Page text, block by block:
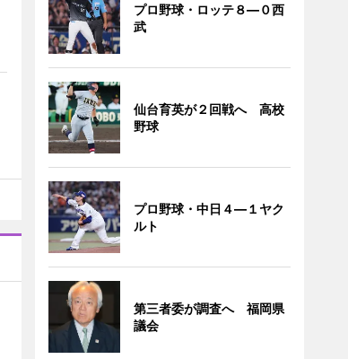
プロ野球・ロッテ８―０西
武
仙台育英が２回戦へ 高校
野球
プロ野球・中日４―１ヤク
ルト
第三者委が調査へ 福岡県
議会